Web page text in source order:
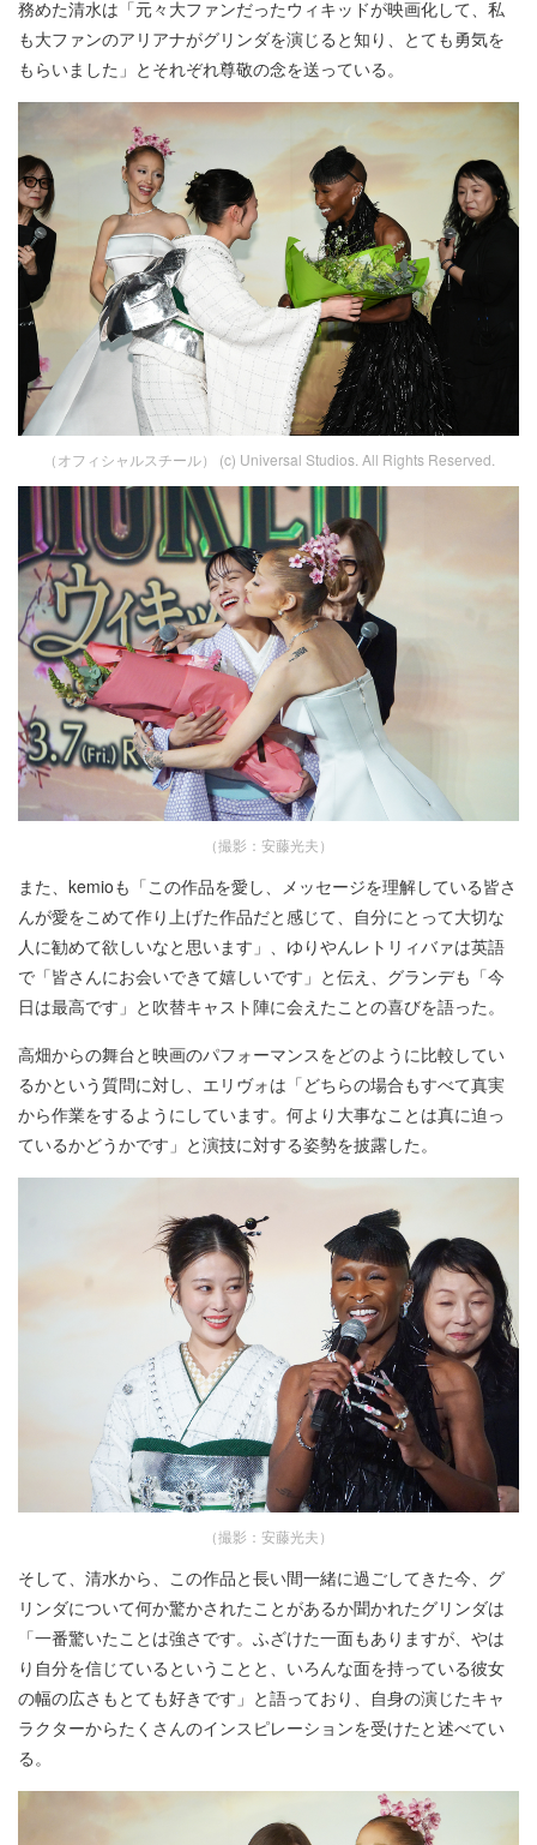
務めた清水は「元々大ファンだったウィキッドが映画化して、私
も大ファンのアリアナがグリンダを演じると知り、とても勇気を
もらいました」とそれぞれ尊敬の念を送っている。
（オフィシャルスチール） (c) Universal Studios. All Rights Reserved.
（撮影：安藤光夫）
また、kemioも「この作品を愛し、メッセージを理解している皆さ
んが愛をこめて作り上げた作品だと感じて、自分にとって大切な
人に勧めて欲しいなと思います」、ゆりやんレトリィバァは英語
で「皆さんにお会いできて嬉しいです」と伝え、グランデも「今
日は最高です」と吹替キャスト陣に会えたことの喜びを語った。
高畑からの舞台と映画のパフォーマンスをどのように比較してい
るかという質問に対し、エリヴォは「どちらの場合もすべて真実
から作業をするようにしています。何より大事なことは真に迫っ
ているかどうかです」と演技に対する姿勢を披露した。
（撮影：安藤光夫）
そして、清水から、この作品と長い間一緒に過ごしてきた今、グ
リンダについて何か驚かされたことがあるか聞かれたグリンダは
「一番驚いたことは強さです。ふざけた一面もありますが、やは
り自分を信じているということと、いろんな面を持っている彼女
の幅の広さもとても好きです」と語っており、自身の演じたキャ
ラクターからたくさんのインスピレーションを受けたと述べてい
る。